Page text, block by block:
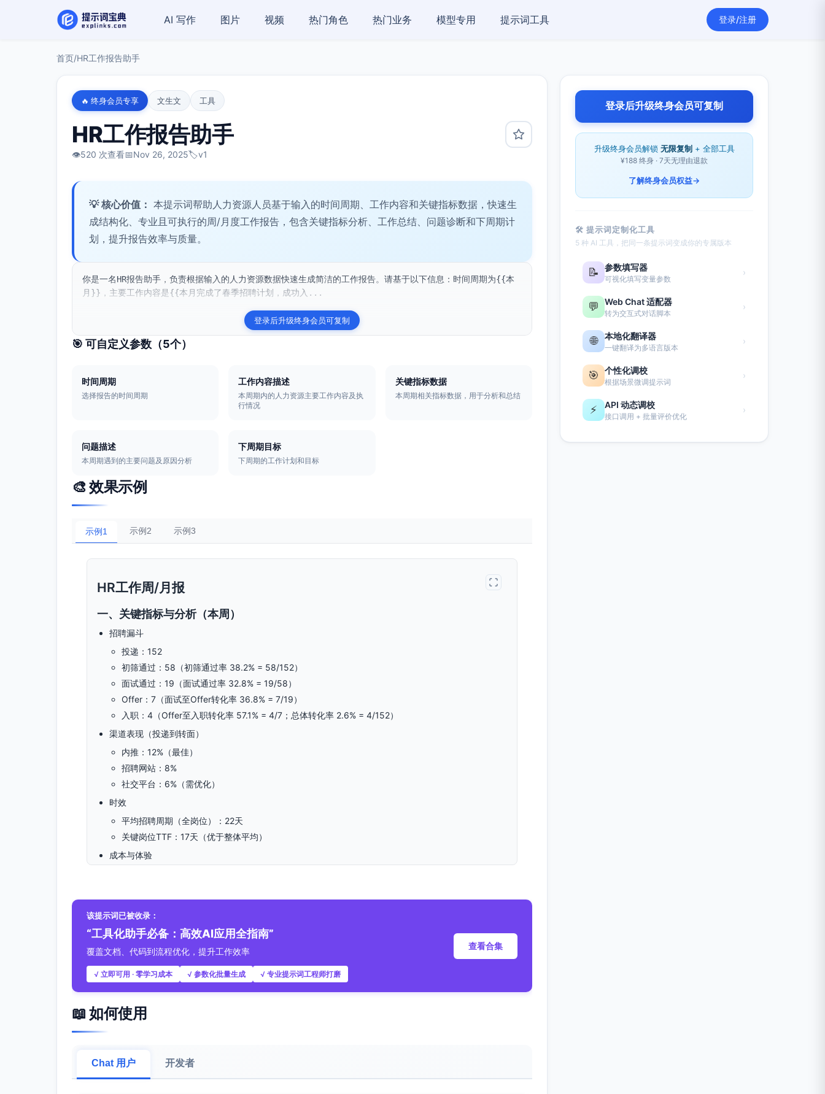
AI 写作 图片 视频 热门角色 热门业务 模型专用 提示词工具 登录/注册
首页/HR工作报告助手
🔥 终身会员专享 文生文 工具
HR工作报告助手
👁️520 次查看📅Nov 26, 2025🏷️v1
💡 核心价值： 本提示词帮助人力资源人员基于输入的时间周期、工作内容和关键指标数据，快速生
成结构化、专业且可执行的周/月度工作报告，包含关键指标分析、工作总结、问题诊断和下周期计
划，提升报告效率与质量。
你是一名HR报告助手，负责根据输入的人力资源数据快速生成简洁的工作报告。请基于以下信息：时间周期为{{本
月}}，主要工作内容是{{本月完成了春季招聘计划，成功入...
登录后升级终身会员可复制
🎯 可自定义参数（5个）
时间周期
选择报告的时间周期
工作内容描述
本周期内的人力资源主要工作内容及执
行情况
关键指标数据
本周期相关指标数据，用于分析和总结
问题描述
本周期遇到的主要问题及原因分析
下周期目标
下周期的工作计划和目标
🎨 效果示例
示例1 示例2 示例3
HR工作周/月报
一、关键指标与分析（本周）
招聘漏斗
投递：152
初筛通过：58（初筛通过率 38.2% = 58/152）
面试通过：19（面试通过率 32.8% = 19/58）
Offer：7（面试至Offer转化率 36.8% = 7/19）
入职：4（Offer至入职转化率 57.1% = 4/7；总体转化率 2.6% = 4/152）
渠道表现（投递到转面）
内推：12%（最佳）
招聘网站：8%
社交平台：6%（需优化）
时效
平均招聘周期（全岗位）：22天
关键岗位TTF：17天（优于整体平均）
成本与体验
初筛通过率（38.2%）低于下周期目标（45%），与JD与需求偏差直接相关。
内推质量最佳，应提升内推与校招占比以改善上游质量和成本。
Offer接受率70%距目标80%仍有提升空间，薪酬沟通需前置与标准化。
需求管理与岗位发布
该提示词已被收录：
“工具化助手必备：高效AI应用全指南”
覆盖文档、代码到流程优化，提升工作效率
√ 立即可用 · 零学习成本 √ 参数化批量生成 √ 专业提示词工程师打磨
查看合集
📖 如何使用
Chat 用户 开发者
登录后升级终身会员可复制
升级终身会员解锁 无限复制 + 全部工具
¥188 终身 · 7天无理由退款
了解终身会员权益→
🛠 提示词定制化工具
5 种 AI 工具，把同一条提示词变成你的专属版本
📝 参数填写器
可视化填写变量参数
›
💬 Web Chat 适配器
转为交互式对话脚本
›
🌐 本地化翻译器
一键翻译为多语言版本
›
🎯 个性化调校
根据场景微调提示词
›
⚡ API 动态调校
接口调用 + 批量评价优化
›